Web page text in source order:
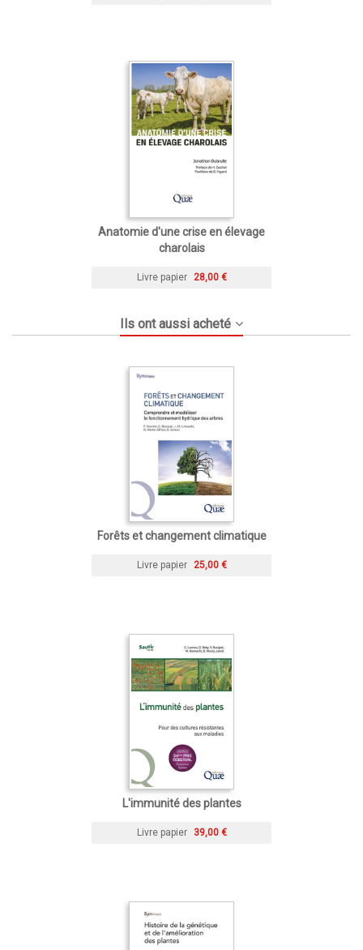
Anatomie d'une crise en élevage
charolais
Livre papier 28,00 €
Ils ont aussi acheté
Forêts et changement climatique
Livre papier 25,00 €
L'immunité des plantes
Livre papier 39,00 €